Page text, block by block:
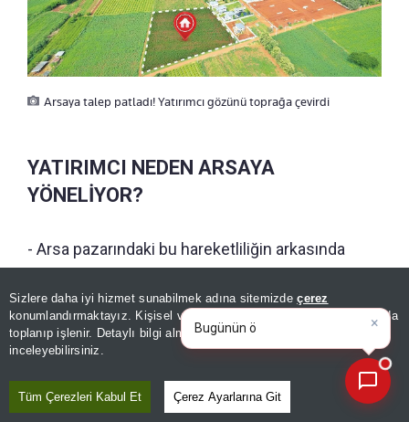
Sizlere daha iyi hizmet sunabilmek adına sitemizdeçerez
konumlandırmaktayız. Kişisel verileriniz, KVKK ve GDPR kapsamında
toplanıp işlenir. Detaylı bilgi almak içinAydınlatma Metnimizi
inceleyebilirsiniz.
Tüm Çerezleri Kabul Et Çerez Ayarlarına Git
Arsaya talep patladı! Yatırımcı gözünü toprağa çevirdi
YATIRIMCI NEDEN ARSAYA
YÖNELİYOR?
- Arsa pazarındaki bu hareketliliğin arkasında
şehrin büyüme dinamikleri yatıyor.
Megakentlerin dışa doğru genişlemesiyle
birlikte yeni ulaşım koridorları, otoyol
bağlantıları ve metro hatlarının geçtiği
güzergâhlar doğrudan prim potansiyeli yüksek
alanlara dönüşüyor.Yatırımcılar hem
×
Bugünün öne çıkan manşetleri
ve gelişmeleri